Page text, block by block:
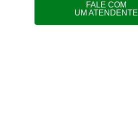
FALE COM
UM ATENDENTE